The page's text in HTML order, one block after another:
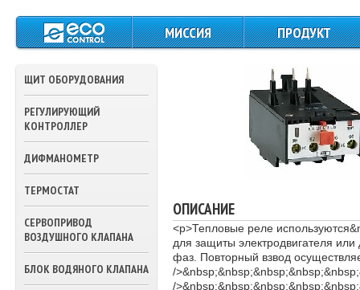
МИССИЯ ПРОДУКТ
ПИТАНИЯ И
УПРАВЛЕНИЯ
КОНТРОЛЛЕРЫ
ДАТЧИКИ
ТЕМПЕРАТУРЫ
ТЕРМОСТАТЫ
ПРИВОДА
ЗАСЛОНОК
ЩИТ ОБОРУДОВАНИЯ
РЕГУЛИРУЮЩИЙ
КОНТРОЛЛЕР
ДИФМАНОМЕТР
ТЕРМОСТАТ
СЕРВОПРИВОД
ВОЗДУШНОГО КЛАПАНА
БЛОК ВОДЯНОГО КЛАПАНА
ОПИСАНИЕ
<p>Тепловые реле
для защиты электродвигателя
фаз. Повторный взвод
/
/